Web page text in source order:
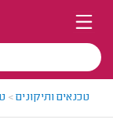
טכנאים ותיקונים>